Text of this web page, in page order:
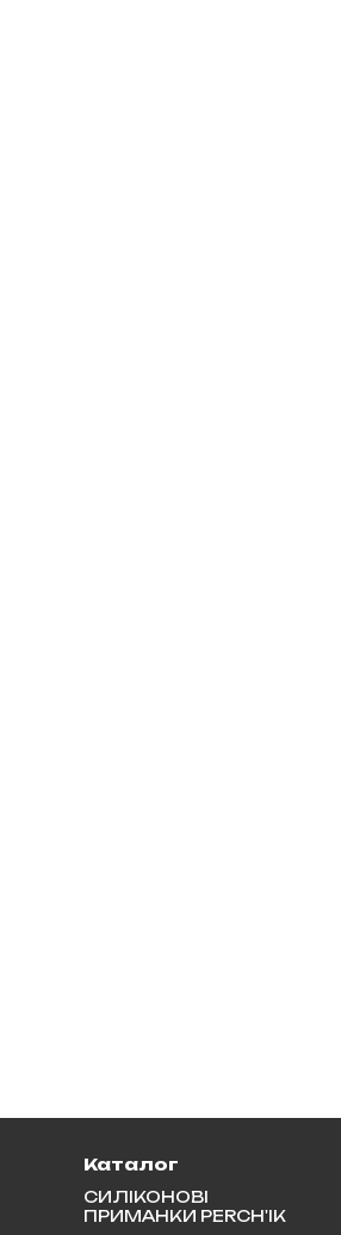
Каталог
СИЛІКОНОВІ
ПРИМАНКИ PERCH'IK